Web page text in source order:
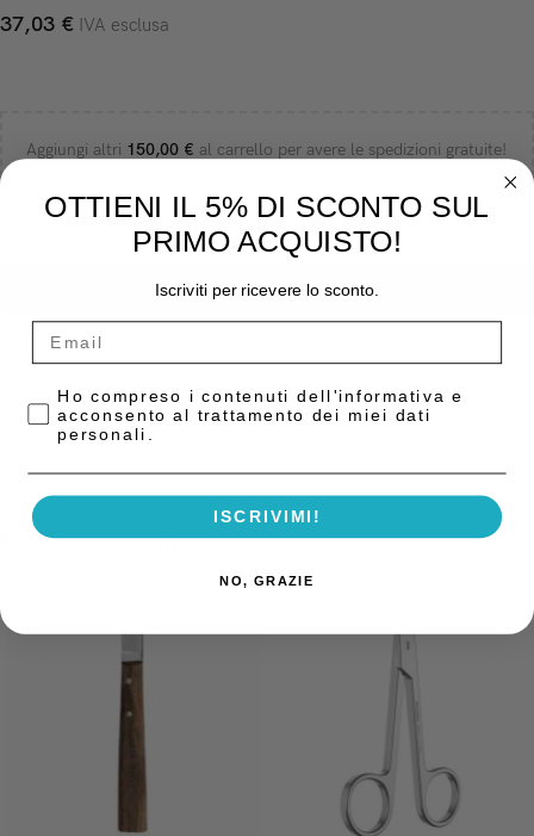
37,03 € IVA esclusa
Aggiungi altri 150,00 € al carrello per avere le spedizioni gratuite!
AGGIUNGI AL CARRELLO
COD:9700330
Categoria: Strumentario Laboratorio
Prodotti correlati
OTTIENI IL 5% DI SCONTO SUL
PRIMO ACQUISTO!
Iscriviti per ricevere lo sconto.
Privacy Policy
Ho compreso i contenuti dell'informativa e
acconsento al trattamento dei miei dati
personali.
ISCRIVIMI!
NO, GRAZIE